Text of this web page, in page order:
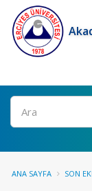
Ara
ANA SAYFA SON